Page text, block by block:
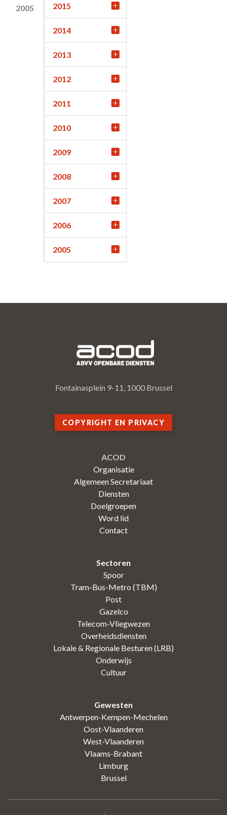
2005 2015
2014
2013
2012
2011
2010
2009
2008
2007
2006
2005
Fontainasplein 9-11, 1000 Brussel
COPYRIGHT EN PRIVACY
ACOD
Organisatie
Algemeen Secretariaat
Diensten
Doelgroepen
Word lid
Contact
Sectoren
Spoor
Tram-Bus-Metro (TBM)
Post
Gazelco
Telecom-Vliegwezen
Overheidsdiensten
Lokale & Regionale Besturen (LRB)
Onderwijs
Cultuur
Gewesten
Antwerpen-Kempen-Mechelen
Oost-Vlaanderen
West-Vlaanderen
Vlaams-Brabant
Limburg
Brussel